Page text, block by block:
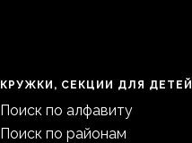
КРУЖКИ, СЕКЦИИ ДЛЯ ДЕТЕЙ
Поиск по алфавиту
Поиск по районам